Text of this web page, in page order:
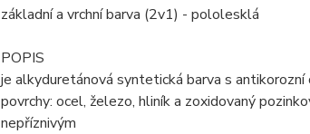
základní a vrchní barva (2v1) - pololesklá
POPIS
je alkyduretánová syntetická barva s antikorozní
povrchy: ocel, železo, hliník a zoxidovaný
nepříznivým